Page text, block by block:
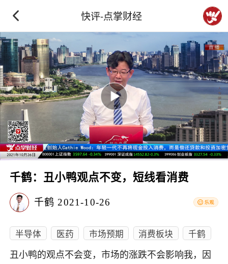
快评-点掌财经
千鹤：丑小鸭观点不变，短线看消费
千鹤 2021-10-26
半导体 医药 市场预期 消费板块 千鹤
丑小鸭的观点不会变，市场的涨跌不会影响我，因